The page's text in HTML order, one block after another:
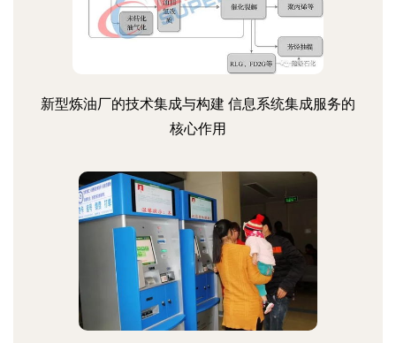
新型炼油厂的技术集成与构建 信息系统集成服务的
核心作用